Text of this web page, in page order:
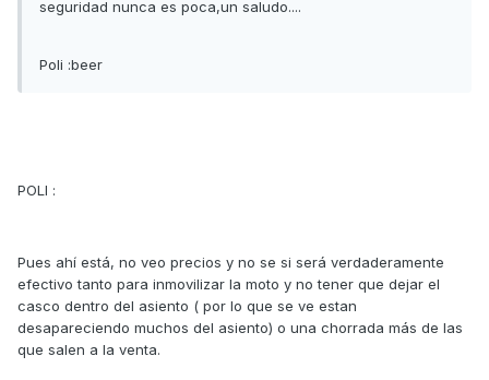
seguridad nunca es poca,un saludo....
Poli :beer
POLI :
Pues ahí está, no veo precios y no se si será verdaderamente
efectivo tanto para inmovilizar la moto y no tener que dejar el
casco dentro del asiento ( por lo que se ve estan
desapareciendo muchos del asiento) o una chorrada más de las
que salen a la venta.